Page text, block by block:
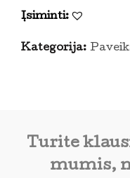
Įsiminti:
Kategorija:
Turite
mumis,